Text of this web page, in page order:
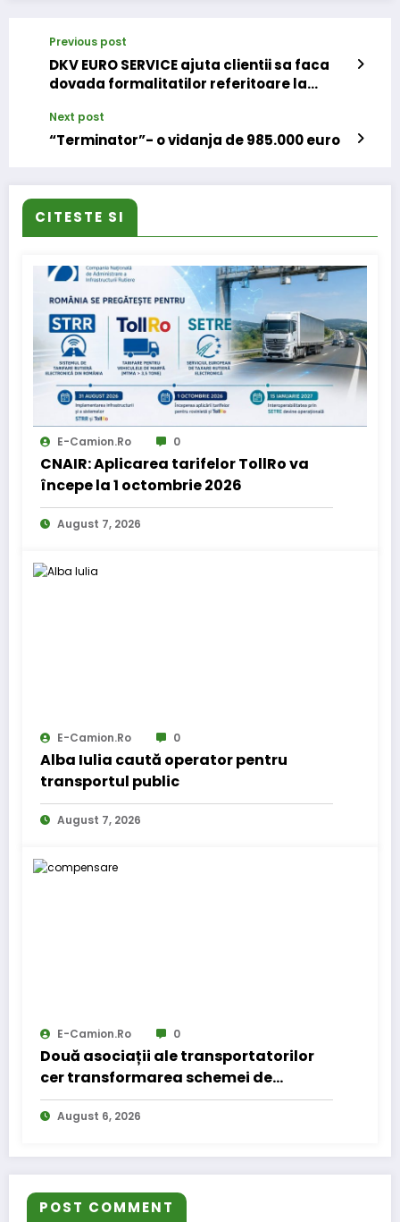
Previous post
DKV EURO SERVICE ajuta clientii sa faca
dovada formalitatilor referitoare la
Next post
“Terminator”- o vidanja de 985.000 euro
CITESTE SI
E-Camion.ro 0
CNAIR: Aplicarea tarifelor TollRo va
începe la 1 octombrie 2026
August 7, 2026
E-Camion.ro 0
Alba Iulia caută operator pentru
transportul public
August 7, 2026
E-Camion.ro 0
Două asociații ale transportatorilor
cer transformarea schemei de
compensare a accizei în mecanism
permanent
August 6, 2026
POST COMMENT